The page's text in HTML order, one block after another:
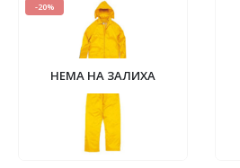
-20%
НЕМА НА ЗАЛИХА